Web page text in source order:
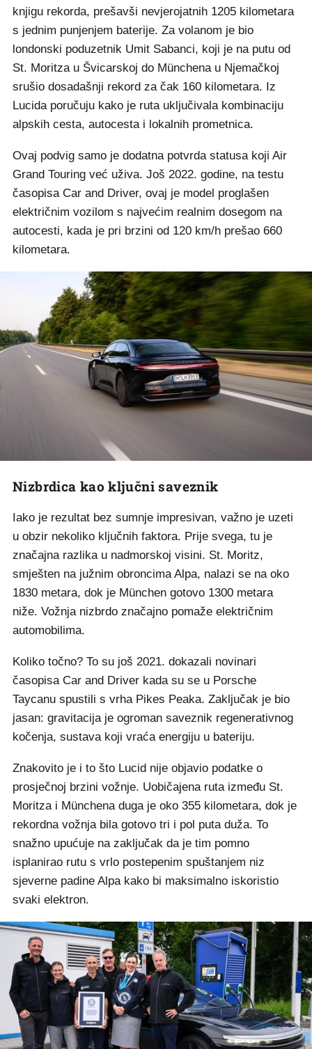
knjigu rekorda, prešavši nevjerojatnih 1205 kilometara
s jednim punjenjem baterije. Za volanom je bio
londonski poduzetnik Umit Sabanci, koji je na putu od
St. Moritza u Švicarskoj do Münchena u Njemačkoj
srušio dosadašnji rekord za čak 160 kilometara. Iz
Lucida poručuju kako je ruta uključivala kombinaciju
alpskih cesta, autocesta i lokalnih prometnica.
Ovaj podvig samo je dodatna potvrda statusa koji Air
Grand Touring već uživa. Još 2022. godine, na testu
časopisa Car and Driver, ovaj je model proglašen
električnim vozilom s najvećim realnim dosegom na
autocesti, kada je pri brzini od 120 km/h prešao 660
kilometara.
Nizbrdica kao ključni saveznik
Iako je rezultat bez sumnje impresivan, važno je uzeti
u obzir nekoliko ključnih faktora. Prije svega, tu je
značajna razlika u nadmorskoj visini. St. Moritz,
smješten na južnim obroncima Alpa, nalazi se na oko
1830 metara, dok je München gotovo 1300 metara
niže. Vožnja nizbrdo značajno pomaže električnim
automobilima.
Koliko točno? To su još 2021. dokazali novinari
časopisa Car and Driver kada su se u Porsche
Taycanu spustili s vrha Pikes Peaka. Zaključak je bio
jasan: gravitacija je ogroman saveznik regenerativnog
kočenja, sustava koji vraća energiju u bateriju.
Znakovito je i to što Lucid nije objavio podatke o
prosječnoj brzini vožnje. Uobičajena ruta između St.
Moritza i Münchena duga je oko 355 kilometara, dok je
rekordna vožnja bila gotovo tri i pol puta duža. To
snažno upućuje na zaključak da je tim pomno
isplanirao rutu s vrlo postepenim spuštanjem niz
sjeverne padine Alpa kako bi maksimalno iskoristio
svaki elektron.